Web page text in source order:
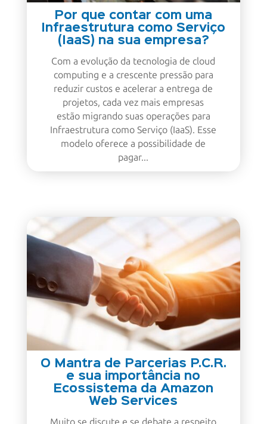
Por que contar com uma
Infraestrutura como Serviço
(IaaS) na sua empresa?
Com a evolução da tecnologia de cloud
computing e a crescente pressão para
reduzir custos e acelerar a entrega de
projetos, cada vez mais empresas
estão migrando suas operações para
Infraestrutura como Serviço (IaaS). Esse
modelo oferece a possibilidade de
pagar...
O Mantra de Parcerias P.C.R.
e sua importância no
Ecossistema da Amazon
Web Services